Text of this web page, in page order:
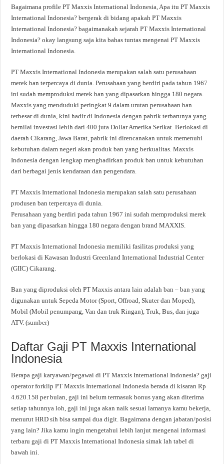
Bagaimana profile PT Maxxis International Indonesia, Apa itu PT Maxxis
International Indonesia? bergerak di bidang apakah PT Maxxis
International Indonesia? bagaimanakah sejarah PT Maxxis International
Indonesia? okay langsung saja kita bahas tuntas mengenai PT Maxxis
International Indonesia.
PT Maxxis International Indonesia merupakan salah satu perusahaan
merek ban terpercaya di dunia. Perusahaan yang berdiri pada tahun 1967
ini sudah memproduksi merek ban yang dipasarkan hingga 180 negara.
Maxxis yang menduduki peringkat 9 dalam urutan perusahaan ban
terbesar di dunia, kini hadir di Indonesia dengan pabrik terbarunya yang
bernilai investasi lebih dari 400 juta Dollar Amerika Serikat. Berlokasi di
daerah Cikarang, Jawa Barat, pabrik ini direncanakan untuk memenuhi
kebutuhan dalam negeri akan produk ban yang berkualitas. Maxxis
Indonesia dengan lengkap menghadirkan produk ban untuk kebutuhan
dari berbagai jenis kendaraan dan pengendara.
PT Maxxis International Indonesia merupakan salah satu perusahaan
produsen ban terpercaya di dunia.
Perusahaan yang berdiri pada tahun 1967 ini sudah memproduksi merek
ban yang dipasarkan hingga 180 negara dengan brand MAXXIS.
PT Maxxis International Indonesia memiliki fasilitas produksi yang
berlokasi di Kawasan Industri Greenland International Industrial Center
(GIIC) Cikarang.
Ban yang diproduksi oleh PT Maxxis antara lain adalah ban – ban yang
digunakan untuk Sepeda Motor (Sport, Offroad, Skuter dan Moped),
Mobil (Mobil penumpang, Van dan truk Ringan), Truk, Bus, dan juga
ATV. (sumber)
Daftar Gaji PT Maxxis International
Indonesia
Berapa gaji karyawan/pegawai di PT Maxxis International Indonesia? gaji
operator forklip PT Maxxis International Indonesia berada di kisaran Rp
4.620.158 per bulan, gaji ini belum termasuk bonus yang akan diterima
setiap tahunnya loh, gaji ini juga akan naik sesuai lamanya kamu bekerja,
menurut HRD sih bisa sampai dua digit. Bagaimana dengan jabatan/posisi
yang lain? Jika kamu ingin mengetahui lebih lanjut mengenai informasi
terbaru gaji di PT Maxxis International Indonesia simak lah tabel di
bawah ini.